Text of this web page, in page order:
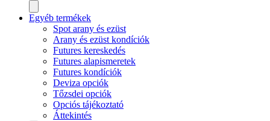
Egyéb termékek
Spot arany és ezüst
Arany és ezüst kondíciók
Futures kereskedés
Futures alapismeretek
Futures kondíciók
Deviza opciók
Tőzsdei opciók
Opciós tájékoztató
Áttekintés